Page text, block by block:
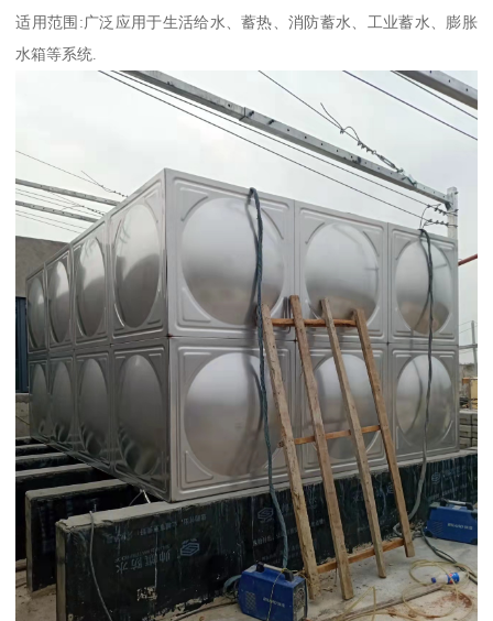
适用范围:广泛应用于生活给水、蓄热、消防蓄水、工业蓄水、膨胀
水箱等系统.